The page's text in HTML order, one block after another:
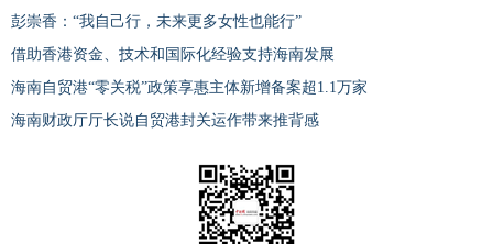
彭崇香：“我自己行，未来更多女性也能行”
借助香港资金、技术和国际化经验支持海南发展
海南自贸港“零关税”政策享惠主体新增备案超1.1万家
海南财政厅厅长说自贸港封关运作带来推背感